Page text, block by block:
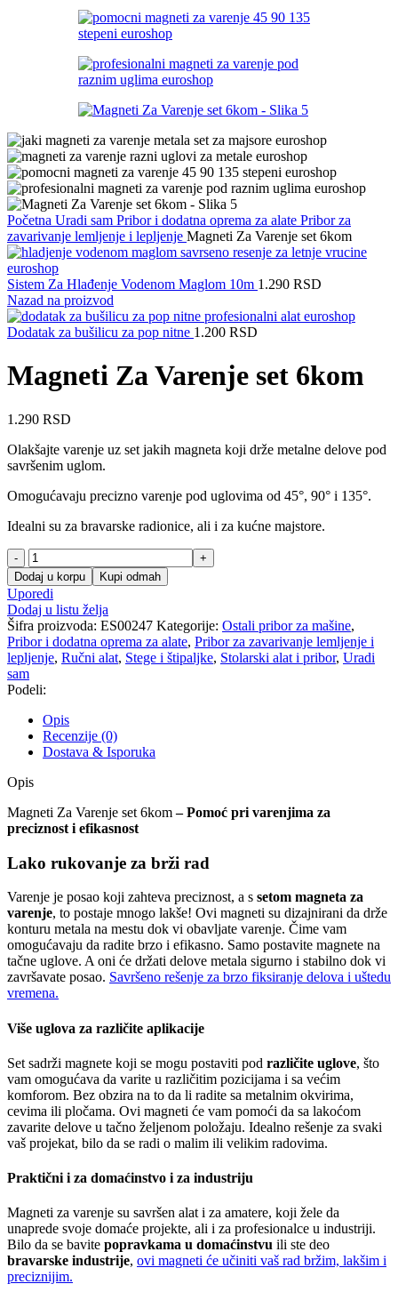
Početna Uradi sam Pribor i dodatna oprema za alate Pribor za
zavarivanje lemljenje i lepljenje Magneti Za Varenje set 6kom
Sistem Za Hlađenje Vodenom Maglom 10m 1.290 RSD
Nazad na proizvod
Dodatak za bušilicu za pop nitne 1.200 RSD
Magneti Za Varenje set 6kom
1.290 RSD
Olakšajte varenje uz set jakih magneta koji drže metalne delove pod
savršenim uglom.
Omogućavaju precizno varenje pod uglovima od 45°, 90° i 135°.
Idealni su za bravarske radionice, ali i za kućne majstore.
Magneti
Za
Varenje
set
6kom
količina
Dodaj u korpu Kupi odmah
Uporedi
Dodaj u listu želja
Šifra proizvoda: ES00247 Kategorije: Ostali pribor za mašine,
Pribor i dodatna oprema za alate, Pribor za zavarivanje lemljenje i
lepljenje, Ručni alat, Stege i štipaljke, Stolarski alat i pribor, Uradi
sam
Podeli:
Opis
Recenzije (0)
Dostava & Isporuka
Opis
Magneti Za Varenje set 6kom– Pomoć pri varenjima za
preciznost i efikasnost
Lako rukovanje za brži rad
Varenje je posao koji zahteva preciznost, a s setom magneta za
varenje, to postaje mnogo lakše! Ovi magneti su dizajnirani da drže
konturu metala na mestu dok vi obavljate varenje. Čime vam
omogućavaju da radite brzo i efikasno. Samo postavite magnete na
tačne uglove. A oni će držati delove metala sigurno i stabilno dok vi
završavate posao. Savršeno rešenje za brzo fiksiranje delova i uštedu
vremena.
Više uglova za različite aplikacije
Set sadrži magnete koji se mogu postaviti pod različite uglove, što
vam omogućava da varite u različitim pozicijama i sa većim
komforom. Bez obzira na to da li radite sa metalnim okvirima,
cevima ili pločama. Ovi magneti će vam pomoći da sa lakoćom
zavarite delove u tačno željenom položaju. Idealno rešenje za svaki
vaš projekat, bilo da se radi o malim ili velikim radovima.
Praktični i za domaćinstvo i za industriju
Magneti za varenje su savršen alat i za amatere, koji žele da
unaprede svoje domaće projekte, ali i za profesionalce u industriji.
Bilo da se bavite popravkama u domaćinstvu ili ste deo
bravarske industrije, ovi magneti će učiniti vaš rad bržim, lakšim i
preciznijim.